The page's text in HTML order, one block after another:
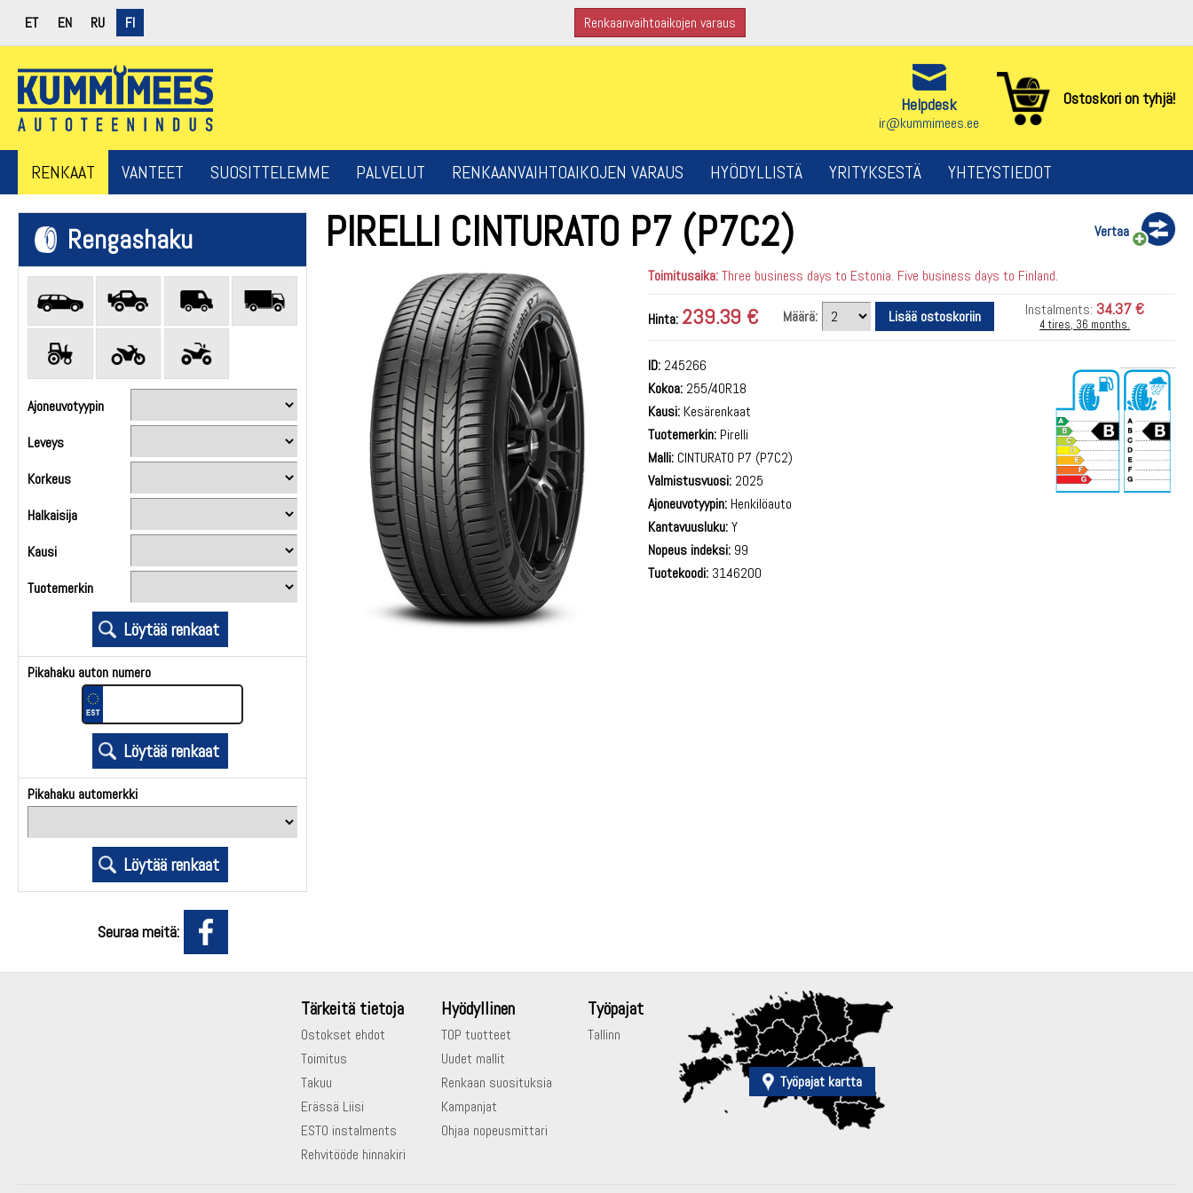
ET EN RU FI Renkaanvaihtoaikojen varaus
Helpdesk
ir@kummimees.ee
Ostoskori on tyhjä!
RENKAAT VANTEET SUOSITTELEMME PALVELUT RENKAANVAIHTOAIKOJEN VARAUS HYÖDYLLISTÄ YRITYKSESTÄ YHTEYSTIEDOT
Rengashaku
Ajoneuvotyypin
Leveys
Korkeus
Halkaisija
Kausi
Tuotemerkin
Pikahaku auton numero
Pikahaku automerkki
Seuraa meitä:
PIRELLI CINTURATO P7 (P7C2) Vertaa
Toimitusaika:Three business days to Estonia. Five business days to Finland.
Hinta: 239.39 € Määrä: Instalments: 34.37 €
4 tires, 36 months.
ID: 245266
Kokoa: 255/40R18
Kausi: Kesärenkaat
Tuotemerkin: Pirelli
Malli: CINTURATO P7 (P7C2)
Valmistusvuosi: 2025
Ajoneuvotyypin: Henkilöauto
Kantavuusluku:Y
Nopeus indeksi: 99
Tuotekoodi: 3146200
Tärkeitä tietoja
Ostokset ehdot
Toimitus
Takuu
Erässä Liisi
ESTO instalments
Rehvitööde hinnakiri
Hyödyllinen
TOP tuotteet
Uudet mallit
Renkaan suosituksia
Kampanjat
Ohjaa nopeusmittari
Työpajat
Tallinn
Työpajat kartta